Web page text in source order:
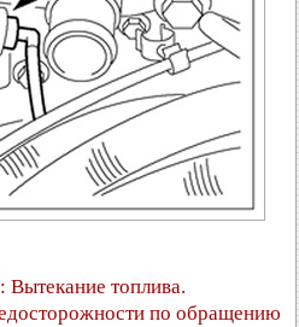
топлива.
по обращению